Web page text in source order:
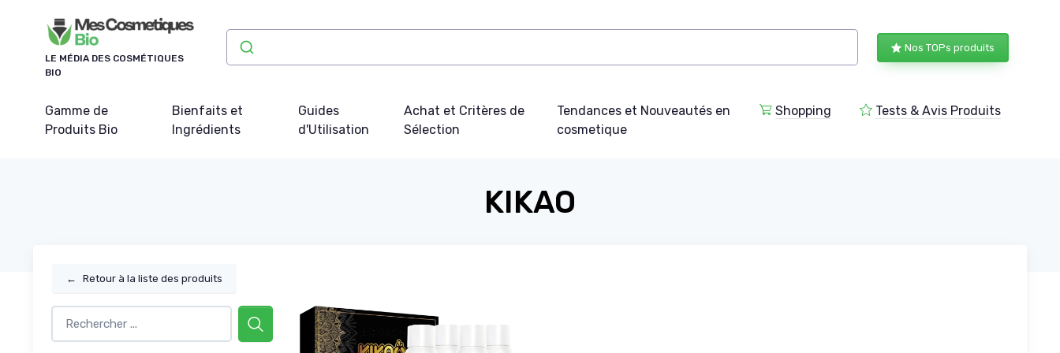
LE MÉDIA DES COSMÉTIQUES
BIO
Nos TOPs produits
Gamme de
Produits Bio
Bienfaits et
Ingrédients
Guides
d'Utilisation
Achat et Critères de
Sélection
Tendances et Nouveautés en
cosmetique
Shopping Tests & Avis Produits
KIKAO
← Retour à la liste des produits